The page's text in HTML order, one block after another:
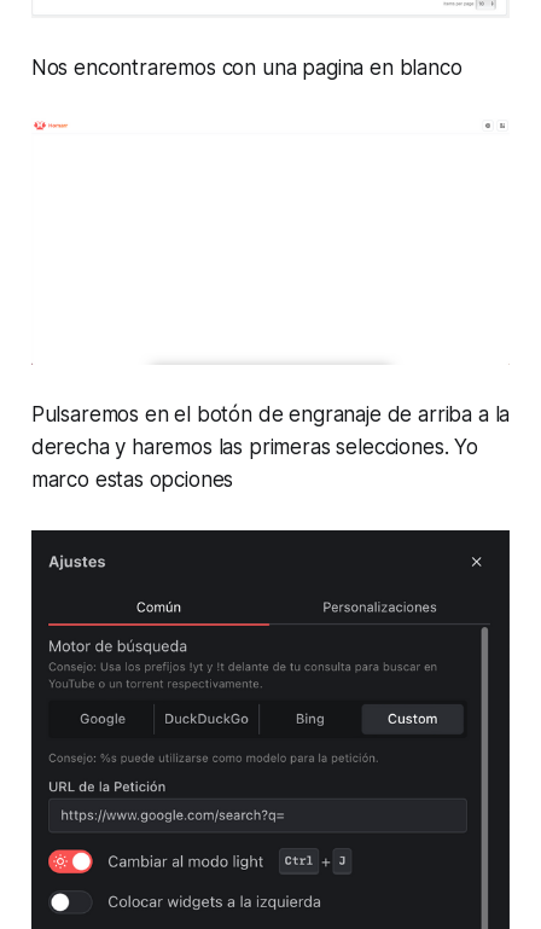
Nos encontraremos con una pagina en blanco
Pulsaremos en el botón de engranaje de arriba a la
derecha y haremos las primeras selecciones. Yo
marco estas opciones